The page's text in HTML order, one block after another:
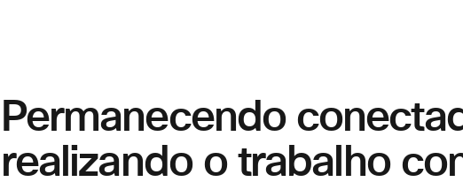
Permanecendo
realizando o trabalho